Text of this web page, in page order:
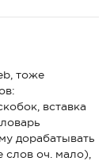
тоже
вставка
дорабатывать
слов оч. мало),